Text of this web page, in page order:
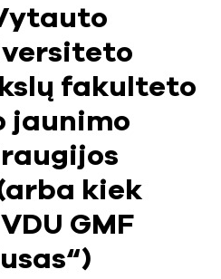
fakulteto
jaunimo
kiek
GMF